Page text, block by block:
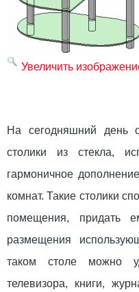
Увеличить
На сегодняшний день
столики из стекла,
гармоничное
комнат. Такие столики
помещения, придать
размещения
таком столе можно
телевизора, книги,